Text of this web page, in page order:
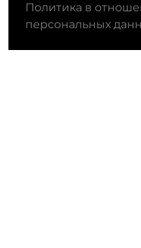
Политика в
персональных